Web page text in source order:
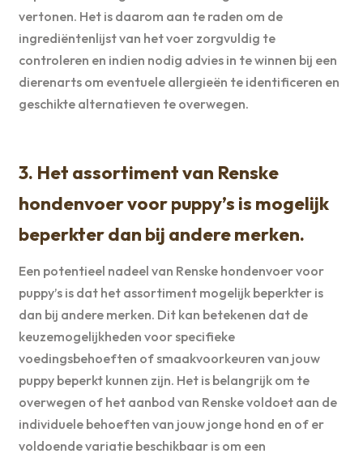
vertonen. Het is daarom aan te raden om de
ingrediëntenlijst van het voer zorgvuldig te
controleren en indien nodig advies in te winnen bij een
dierenarts om eventuele allergieën te identificeren en
geschikte alternatieven te overwegen.
3. Het assortiment van Renske
hondenvoer voor puppy’s is mogelijk
beperkter dan bij andere merken.
Een potentieel nadeel van Renske hondenvoer voor
puppy’s is dat het assortiment mogelijk beperkter is
dan bij andere merken. Dit kan betekenen dat de
keuzemogelijkheden voor specifieke
voedingsbehoeften of smaakvoorkeuren van jouw
puppy beperkt kunnen zijn. Het is belangrijk om te
overwegen of het aanbod van Renske voldoet aan de
individuele behoeften van jouw jonge hond en of er
voldoende variatie beschikbaar is om een